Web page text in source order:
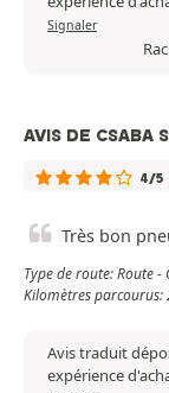
Signaler
AVIS DE CSABA S
4/5
Très bon
Type de route: Route
Kilomètres parcourus:
Avis traduit
expérience